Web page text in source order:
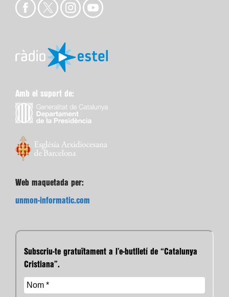
Amb el suport de:
Web maquetada per:
unmon-informatic.com
Subscriu-te gratuïtament a l’e-butlletí de “Catalunya
Cristiana”.